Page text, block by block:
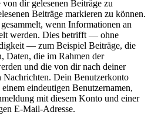
dir gelesenen Beiträge zu
Beiträge markieren zu können.
wenn Informationen an
werden. Dies betrifft — ohne
— zum Beispiel Beiträge, die
Daten, die im Rahmen der
und die von dir nach deiner
Nachrichten. Dein Benutzerkonto
einem eindeutigen Benutzernamen,
mit diesem Konto und einer
E-Mail-Adresse.